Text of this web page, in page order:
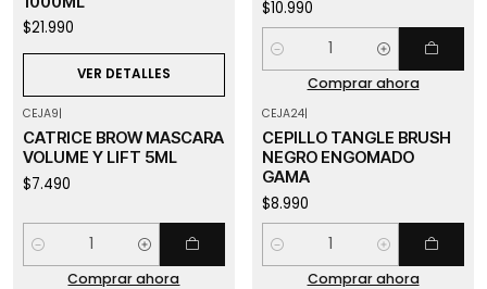
$21.990
VER DETALLES
$10.990
Cantidad
Comprar ahora
CEJA9|
CATRICE BROW MASCARA
VOLUME Y LIFT 5ML
$7.490
Cantidad
Comprar ahora
CEJA24|
CEPILLO TANGLE BRUSH
NEGRO ENGOMADO
GAMA
$8.990
Cantidad
Comprar ahora